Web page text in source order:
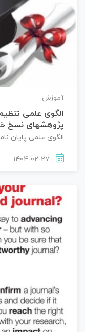
آموزش
الگوی علمی
پژوهشهای نسخ
الگوی علمی پایان